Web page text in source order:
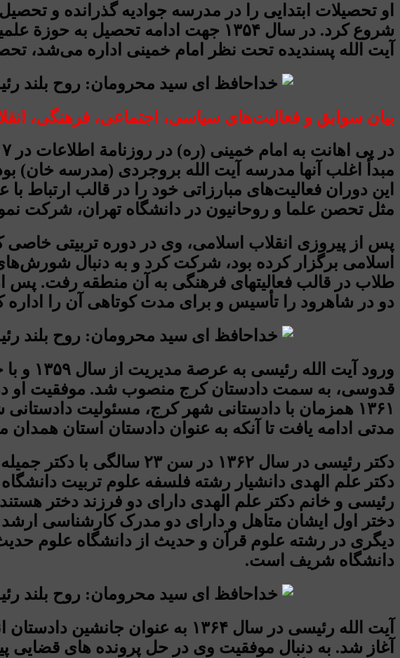
او تحصیلات ابتدایی را در مدرسه جوادیه گذرانده و
شروع کرد. در سال ۱۳۵۴ جهت ادامه
آیت الله پسندیده تحت نظر امام خمینی اداره می‌شد،
بیان سوابق و فعالیت‌های سیاسی، ‌اجتماعی،‌ فرهنگی،‌
مبدأ اغلب آنها مدرسه آیت الله بروجردی (مدرسه خان)
این دوران فعالیت‌های مبارزاتی خود را در قالب ارتباط
مثل تحصن علما و روحانیون در دانشگاه تهران، شرکت
پس از پیروزی انقلاب اسلامی، وی در دوره تربیتی
اسلامی برگزار کرده بود، شرکت کرد و به دنبال
طلاب در قالب فعالیتهای فرهنگی به آن منطقه رفت.
دو در شاهرود را تأسیس و برای مدت کوتاهی آن را اداره
ورود
قدوسی، به سمت دادستان کرج منصوب شد. موفقیت او
۱۳۶۱ همزمان با دادستانی شهر کرج، مسئولیت
مدتی ادامه یافت تا آنکه به عنوان دادستان استان همدان معرفی شد و از سال ۱۳۶۱
دکتر رئیسی در سال ۱۳۶۲
دکتر علم الهدی دانشیار رشته فلسفه علوم تربیت
رئیسی و خانم دکتر علم الهدی دارای دو فرزند دختر
دختر اول ایشان متاهل و دارای دو مدرک کارشناسی ارشد
دیگری در رشته علوم قرآن و حدیث از دانشگاه علوم
دانشگاه شریف است.
آیت الله رئیسی در سال ۱۳۶۴ به
آغاز شد. به دنبال موفقیت وی در حل پرونده های قضایی